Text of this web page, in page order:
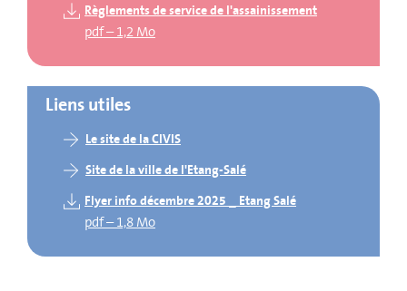
Règlements de service de l'assainissement
pdf–1,2 Mo
Liens utiles
Le site de la CIVIS
Site de la ville de l'Etang-Salé
Flyer info décembre 2025 _ Etang Salé
pdf–1,8 Mo